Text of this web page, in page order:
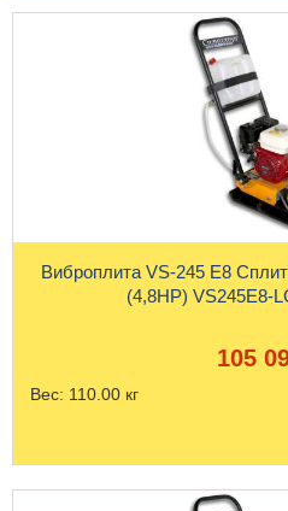
Виброплита VS-245 E8
(4,8HP) VS245Е8-
105
Вес: 110.00 кг